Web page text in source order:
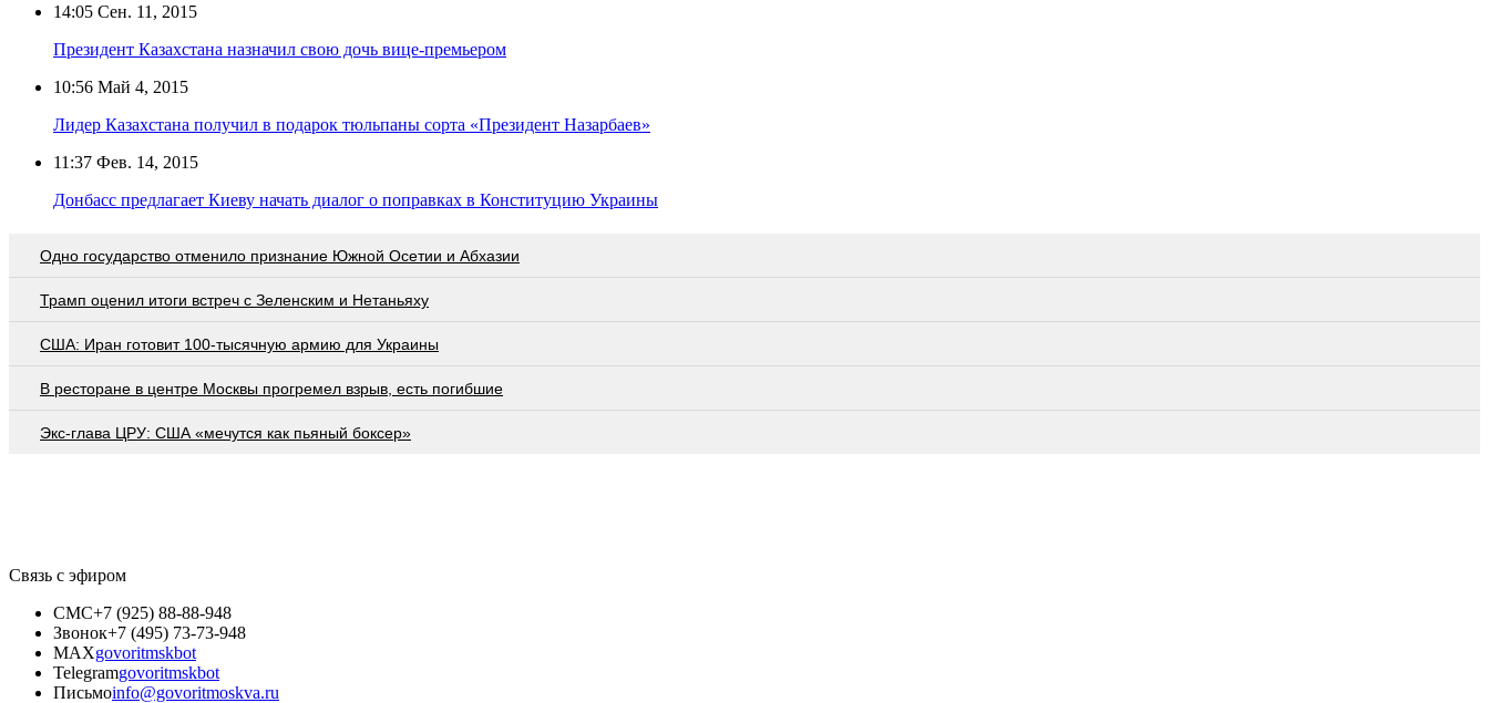
14:05 Сен. 11, 2015
Президент Казахстана назначил свою дочь вице-премьером
10:56 Май 4, 2015
Лидер Казахстана получил в подарок тюльпаны сорта «Президент Назарбаев»
11:37 Фев. 14, 2015
Донбасс предлагает Киеву начать диалог о поправках в Конституцию Украины
Одно государство отменило признание Южной Осетии и Абхазии
Трамп оценил итоги встреч с Зеленским и Нетаньяху
США: Иран готовит 100-тысячную армию для Украины
В ресторане в центре Москвы прогремел взрыв, есть погибшие
Экс-глава ЦРУ: США «мечутся как пьяный боксер»
Связь с эфиром
СМС+7 (925) 88-88-948
Звонок+7 (495) 73-73-948
MAXgovoritmskbot
Telegramgovoritmskbot
Письмоinfo@govoritmoskva.ru